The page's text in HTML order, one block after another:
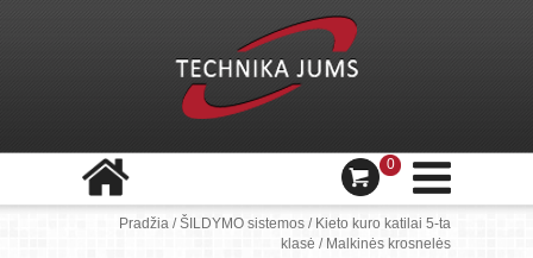
0
Pradžia /ŠILDYMO sistemos / Kieto kuro katilai 5-ta
klasė / Malkinės krosnelės